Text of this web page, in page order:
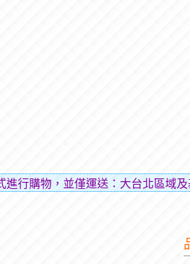
行購物，並僅運送：大台北區域